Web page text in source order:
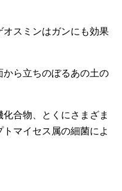
スミンはガンにも効果
ら立ちのぼるあの土の
合物、とくにさまざま
マイセス属の細菌によ